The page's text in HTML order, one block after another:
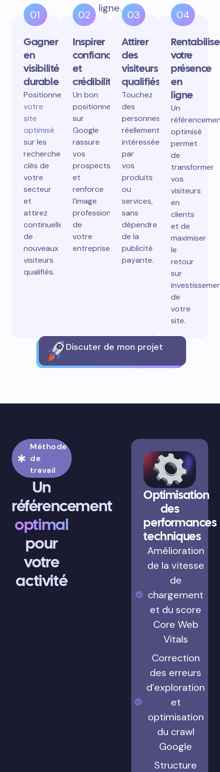
ligne.
01
Gagner
en
visibilité
durable
Positionnez
votre
site
optimisé
sur les
recherches
clés de
votre
secteur
et
attirez
continuellement
de
nouveaux
visiteurs
qualifiés.
02
Inspirer
confiance
et
crédibilité
Un bon
positionnement
sur
Google
rassure
vos
prospects
et
renforce
l’image
professionnelle
de
votre
entreprise.
03
Attirer
des
visiteurs
qualifiés
Touchez
des
personnes
réellement
intéressées
par
vos
produits
ou
services,
sans
dépendre
de la
publicité
payante.
04
votre
présence
en
ligne
Un
optimisé
permet
de
transformer
vos
visiteurs
en
clients
et de
maximiser
le
retour
sur
de
votre
site.
Discuter de mon projet
Méthode
de
travail
Un
référencement
optimal
pour
votre
activité
Optimisation
des
performances
techniques
Amélioration
de la vitesse
de
chargement
et du score
Core Web
Vitals
Correction
des erreurs
d’exploration
et
optimisation
du crawl
Google
Structure